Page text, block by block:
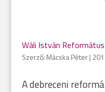
Wáli István
Szerző: Mácska Péter|
A debreceni